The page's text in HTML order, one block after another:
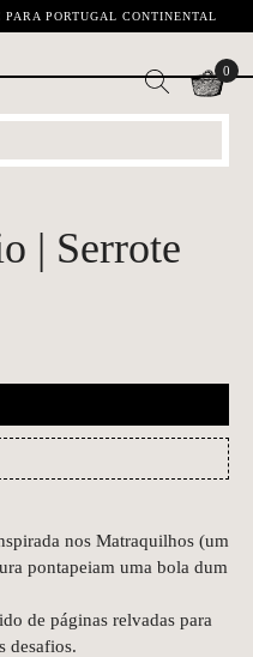
PORTUGAL CONTINENTAL
0
| Serrote
nos Matraquilhos (um
pontapeiam uma bola dum
de páginas relvadas para
desafios.